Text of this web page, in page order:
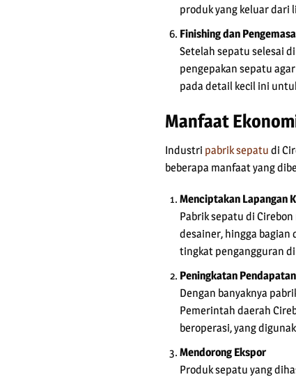
produk yang keluar
Finishing dan
Setelah sepatu selesai
pengepakan sepatu
pada detail kecil ini
Manfaat
Industri pabrik sepatu di
beberapa manfaat yang
Menciptakan Lapangan
Pabrik sepatu di
desainer, hingga bagian
tingkat pengangguran
Peningkatan
Dengan banyaknya
Pemerintah daerah
beroperasi, yang
Mendorong Ekspor
Produk sepatu yang